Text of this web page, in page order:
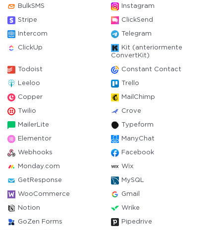
BulkSMS Instagram
Stripe ClickSend
Intercom Telegram
ClickUp
Kit (anteriormente
ConvertKit)
Todoist Constant Contact
Leeloo Trello
Copper MailChimp
Twilio Crove
MailerLite Typeform
Elementor ManyChat
Webhooks Facebook
Monday.com Wix
GetResponse MySQL
WooCommerce Gmail
Notion Wrike
GoZen Forms Pipedrive